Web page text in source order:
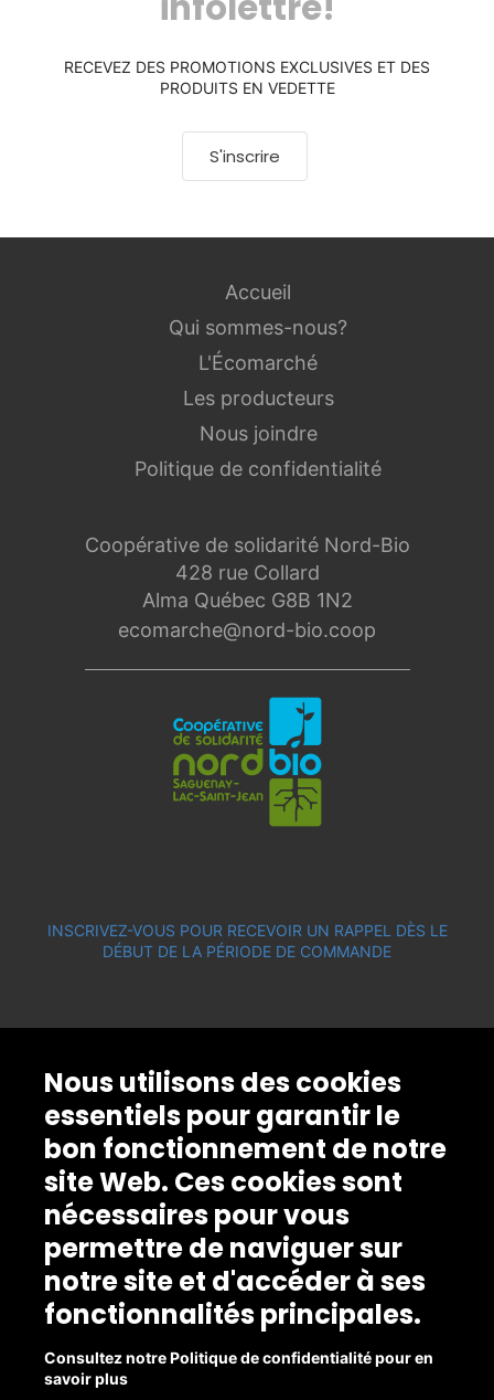
RECEVEZ DES PROMOTIONS EXCLUSIVES ET DES
PRODUITS EN VEDETTE
S'inscrire
Coopérative de solidarité Nord-Bio
428 rue Collard
Alma Québec G8B 1N2
ecomarche@nord-bio.coop
Accueil
Qui sommes-nous?
L'Écomarché
Les producteurs
Nous joindre
Politique de confidentialité
INSCRIVEZ-VOUS POUR RECEVOIR UN RAPPEL DÈS LE
DÉBUT DE LA PÉRIODE DE COMMANDE
Nous utilisons des cookies
essentiels pour garantir le
bon fonctionnement de notre
site Web. Ces cookies sont
nécessaires pour vous
permettre de naviguer sur
notre site et d'accéder à ses
fonctionnalités principales.
Consultez notre Politique de confidentialité pour en
savoir plus